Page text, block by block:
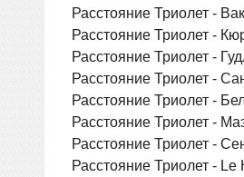
Расстояние Триолет -
Расстояние Триолет -
Расстояние Триолет -
Расстояние Триолет -
Расстояние Триолет -
Расстояние Триолет -
Расстояние Триолет -
Расстояние Триолет - Le